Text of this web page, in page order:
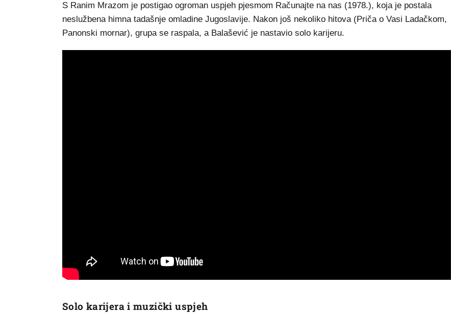
S Ranim Mrazom je postigao ogroman uspjeh pjesmom Računajte na nas (1978.), koja je postala
neslužbena himna tadašnje omladine Jugoslavije. Nakon još nekoliko hitova (Priča o Vasi Ladačkom,
Panonski mornar), grupa se raspala, a Balašević je nastavio solo karijeru.
Solo karijera i muzički uspjeh